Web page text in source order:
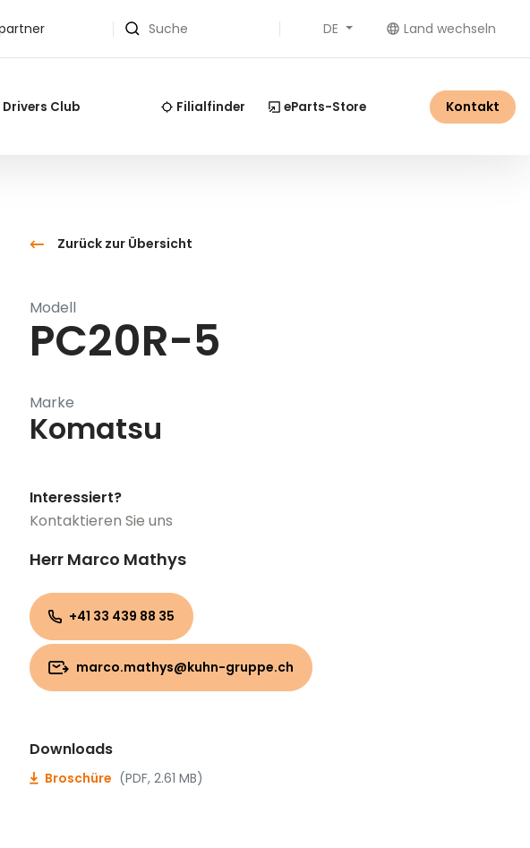
Suche DE Land wechseln
Drivers Club Filialfinder eParts-Store Kontakt
Zurück zur Übersicht
Modell
PC20R-5
Marke
Komatsu
Interessiert?
Kontaktieren Sie uns
Herr Marco Mathys
+41 33 439 88 35
marco.mathys@kuhn-gruppe.ch
Downloads
Broschüre (PDF, 2.61 MB)